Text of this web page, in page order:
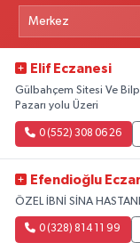
Elif Eczanesi
Gülbahçem Sitesi Ve
Pazarı yolu Üzeri
0 (552) 308 06 26
Efendioğlu
ÖZEL İBNİ SİNA
0 (328) 814 11 99